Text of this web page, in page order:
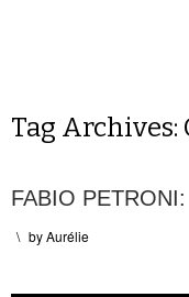
Tag Archives:
FABIO
\ byAurélie